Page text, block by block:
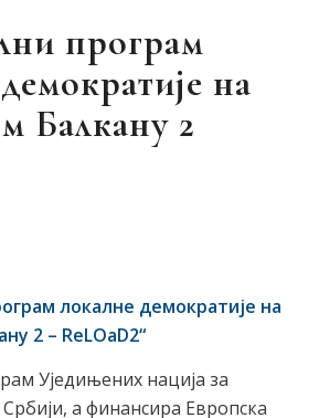
програм
на
Балкану 2
локалне демократије на
2 – ReLOaD2“
Уједињених нација за
Србији, а финансира Европска